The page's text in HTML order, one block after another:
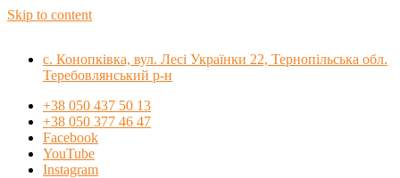
Skip to content
с. Конопківка, вул. Лесі Українки 22, Тернопільська обл.
Теребовлянський р-н
+38 050 437 50 13
+38 050 377 46 47
Facebook
YouTube
Instagram